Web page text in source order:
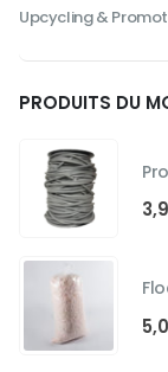
Upcycling &
PRODUITS DU